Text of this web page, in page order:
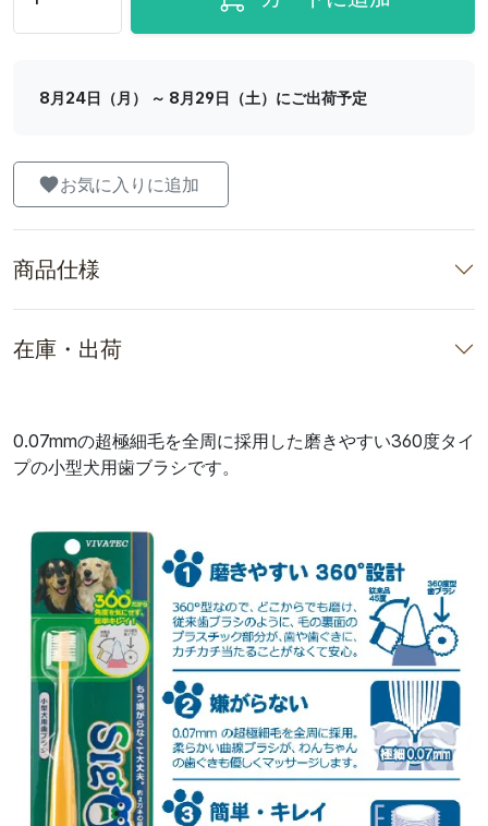
8月24日（月） ～ 8月29日（土）にご出荷予定
お気に入りに追加
商品仕様
在庫・出荷
0.07mmの超極細毛を全周に採用した磨きやすい360度タイ
プの小型犬用歯ブラシです。
前へ 次へ